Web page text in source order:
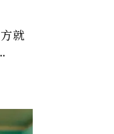
就